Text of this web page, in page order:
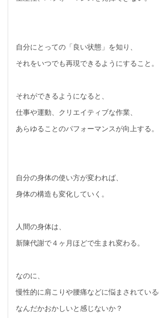
自分にとっての「良い状態」を知り、
それをいつでも再現できるようにすること。
それができるようになると、
仕事や運動、クリエイティブな作業、
あらゆることのパフォーマンスが向上する。
自分の身体の使い方が変われば、
身体の構造も変化していく。
人間の身体は、
新陳代謝で４ヶ月ほどで生まれ変わる。
なのに、
慢性的に肩こりや腰痛などに悩まされている
なんだかおかしいと感じないか？